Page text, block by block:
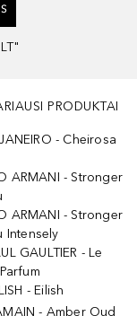
PRODUKTAI
- Cheirosa
ARMANI - Stronger
ARMANI - Stronger
Intensely
GAULTIER - Le
- Eilish
- Amber Oud